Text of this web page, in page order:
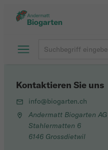
Kontaktieren Sie uns
info@biogarten.ch
Andermatt Biogarten AG
Stahlermatten 6
6146 Grossdietwil